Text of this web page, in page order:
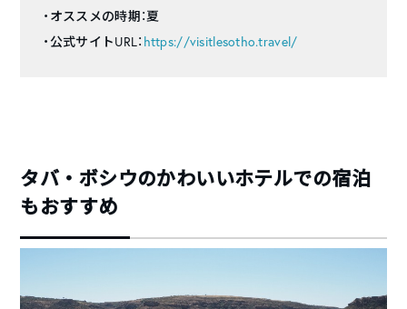
・オススメの時期：夏
・公式サイトURL： https://visitlesotho.travel/
タバ・ボシウのかわいいホテルでの宿泊
もおすすめ